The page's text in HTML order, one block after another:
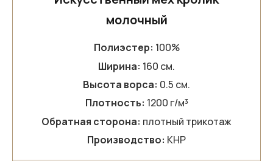
молочный
Полиэстер: 100%
Ширина: 160 см.
Высота ворса: 0.5 см.
Плотность: 1200 г/м³
Обратная сторона: плотный трикотаж
Производство: КНР